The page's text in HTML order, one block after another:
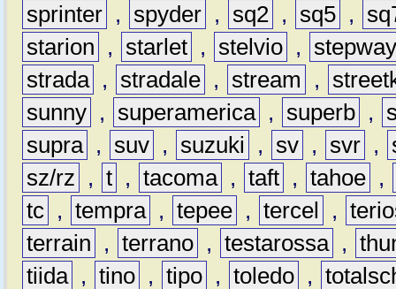
sprinter , spyder , sq2 , sq5 ,
starion
, starlet , stelvio ,
strada , stradale , stream ,
sunny , superamerica , superb ,
supra , suv , suzuki , sv , svr ,
sz/rz
, t , tacoma , taft , tahoe ,
tc , tempra , tepee , tercel ,
terrain
, terrano , testarossa ,
tiida , tino , tipo , toledo ,